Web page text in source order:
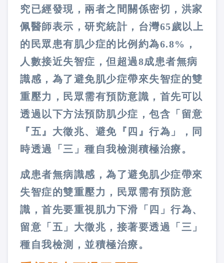
究已經發現，兩者之間關係密切，洪家
佩醫師表示，研究統計，台灣65歲以上
的民眾患有肌少症的比例約為6.8%，
人數接近失智症，但超過8成患者無病
識感，為了避免肌少症帶來失智症的雙
重壓力，民眾需有預防意識，首先可以
透過以下方法預防肌少症，包含「留意
『五』大徵兆、避免『四』行為」，同
時透過「三」種自我檢測積極治療。
成患者無病識感，為了避免肌少症帶來
失智症的雙重壓力，民眾需有預防意
識，首先要重視肌力下滑「四」行為、
留意「五」大徵兆，接著要透過「三」
種自我檢測，並積極治療。